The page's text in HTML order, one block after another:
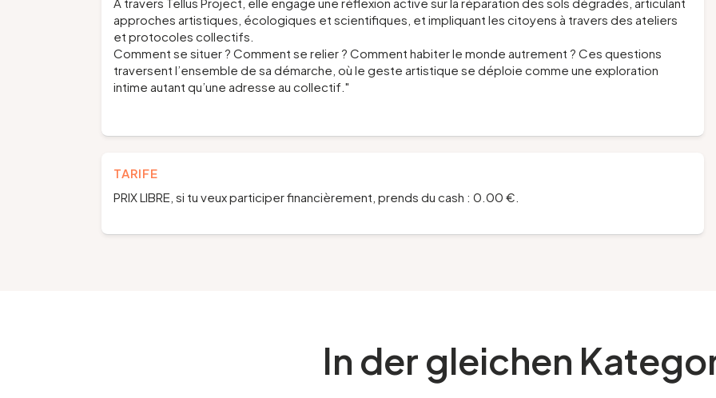
approches artistiques, écologiques et scientifiques, et impliquant les citoyens à travers des ateliers
et protocoles collectifs.
Comment se situer ? Comment se relier ? Comment habiter le monde autrement ? Ces questions
traversent l’ensemble de sa démarche, où le geste artistique se déploie comme une exploration
intime autant qu’une adresse au collectif."
TARIFE
PRIX LIBRE, si tu veux participer financièrement, prends du cash : 0.00 €.
In der gleichen